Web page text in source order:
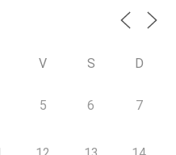
V S D
5 6 7